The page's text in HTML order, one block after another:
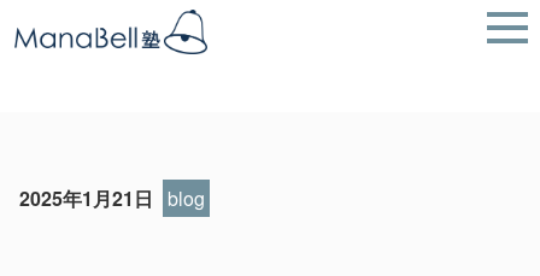
2025年1月21日 blog